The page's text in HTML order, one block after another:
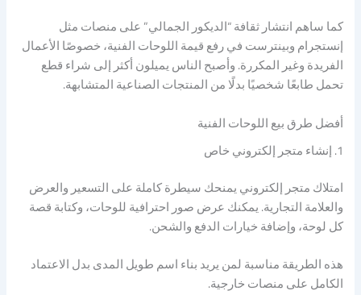
كما ساهم انتشار ثقافة “الديكور الجمالي” على منصات مثل
إنستجرام وبينترست في رفع قيمة اللوحات الفنية، خصوصًا الأعمال
الفريدة وغير المكررة. وأصبح الناس يميلون أكثر إلى شراء قطع
تحمل طابعًا شخصيًا بدلًا من المنتجات الصناعية المتشابهة.
أفضل طرق بيع اللوحات الفنية
1. إنشاء متجر إلكتروني خاص
امتلاك متجر إلكتروني يمنحك سيطرة كاملة على التسعير والعرض
والعلامة التجارية. يمكنك عرض صور احترافية للوحات، وكتابة قصة
كل لوحة، وإضافة خيارات الدفع والشحن.
هذه الطريقة مناسبة لمن يريد بناء اسم طويل المدى بدل الاعتماد
الكامل على منصات خارجية.